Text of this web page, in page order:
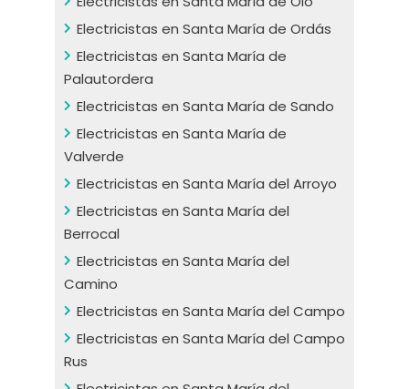
Electricistas en Santa María de Ordás
Electricistas en Santa María de
Palautordera
Electricistas en Santa María de Sando
Electricistas en Santa María de
Valverde
Electricistas en Santa María del Arroyo
Electricistas en Santa María del
Berrocal
Electricistas en Santa María del
Camino
Electricistas en Santa María del Campo
Electricistas en Santa María del Campo
Rus